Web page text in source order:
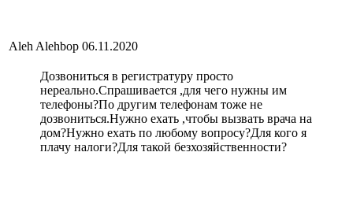
Aleh Alehbop 06.11.2020
Дозвониться в регистратуру просто
нереально.Спрашивается ,для чего нужны им
телефоны?По другим телефонам тоже не
дозвониться.Нужно ехать ,чтобы вызвать врача на
дом?Нужно ехать по любому вопросу?Для кого я
плачу налоги?Для такой безхозяйственности?